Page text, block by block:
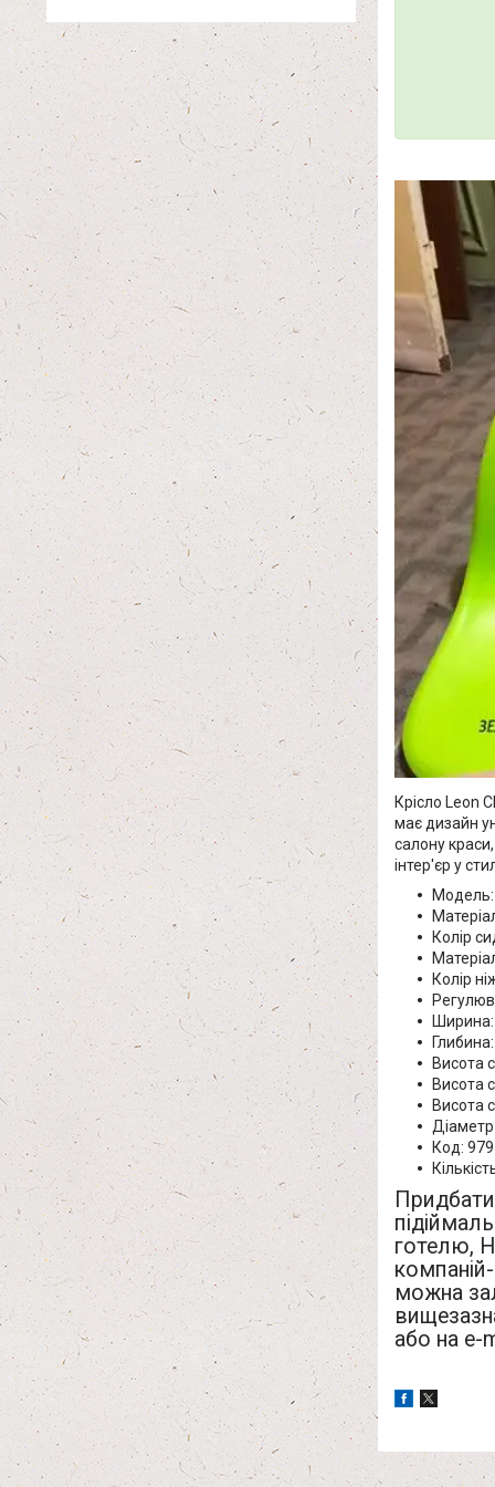
Крісло Leon
має дизайн
салону
інтер'єр у
Модель:
Колір
Колір
Висота
Висота
Висота
Код:
готелю,
можна
або на e-